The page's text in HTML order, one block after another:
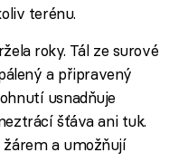
terénu.
roky. Tál ze surové
a připravený
usnadňuje
šťáva ani tuk.
a umožňují